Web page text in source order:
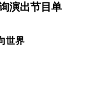
演出节目单
世界